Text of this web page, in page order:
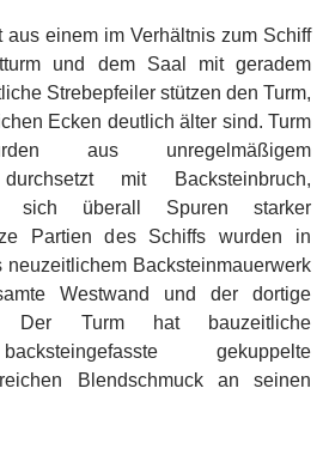
aus einem im Verhältnis zum Schiff
und dem Saal mit geradem
Strebepfeiler stützen den Turm,
Ecken deutlich älter sind. Turm
aus unregelmäßigem
durchsetzt mit Backsteinbruch,
sich überall Spuren starker
Partien des Schiffs wurden in
neuzeitlichem Backsteinmauerwerk
Westwand und der dortige
Der Turm hat bauzeitliche
gekuppelte
Blendschmuck an seinen